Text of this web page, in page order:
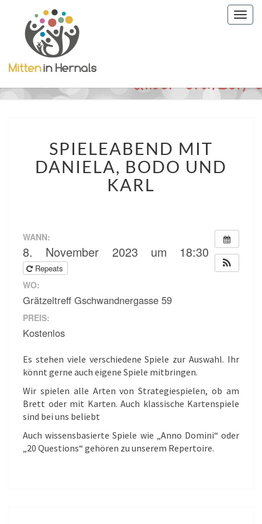
MIT
DANIELA,
BODO
UND
SPIELEABEND MIT
DANIELA, BODO UND
KARL
WANN:
8. November 2023 um 18:30
Repeats
WO:
Grätzeltreff Gschwandnergasse 59
PREIS:
Kostenlos
Es stehen viele verschiedene Spiele zur Auswahl. Ihr
könnt gerne auch eigene Spiele mitbringen.
Wir spielen alle Arten von Strategiespielen, ob am
Brett oder mit Karten. Auch klassische Kartenspiele
sind bei uns beliebt
Auch wissensbasierte Spiele wie „Anno Domini“ oder
„20 Questions“ gehören zu unserem Repertoire.